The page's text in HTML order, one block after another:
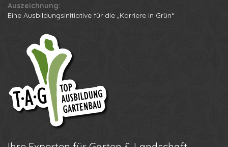
Auszeichnung:
Eine Ausbildungsinitiative für die „Karriere in Grün“